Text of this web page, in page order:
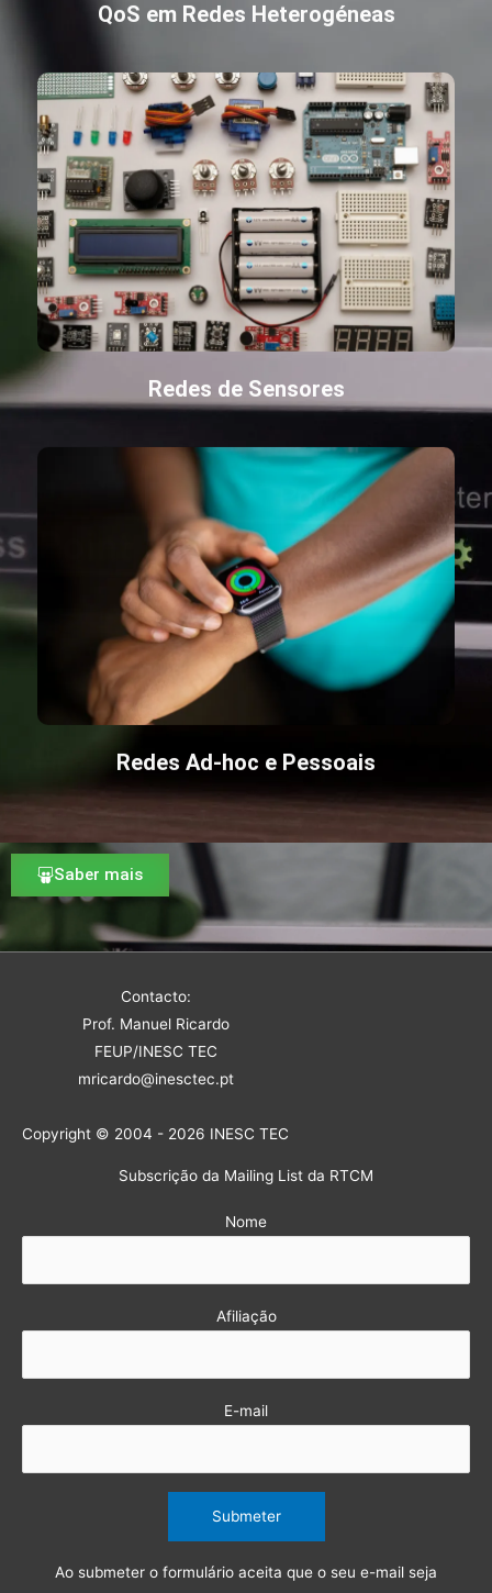
Redes de Sensores
Redes Ad-hoc e Pessoais
Saber mais
Contacto:
Prof. Manuel Ricardo
FEUP/INESC TEC
mricardo@inesctec.pt
Copyright © 2004 - 2026 INESC TEC
Subscrição da Mailing List da RTCM
Nome
Afiliação
E-mail
Ao submeter o formulário aceita que o seu e-mail seja